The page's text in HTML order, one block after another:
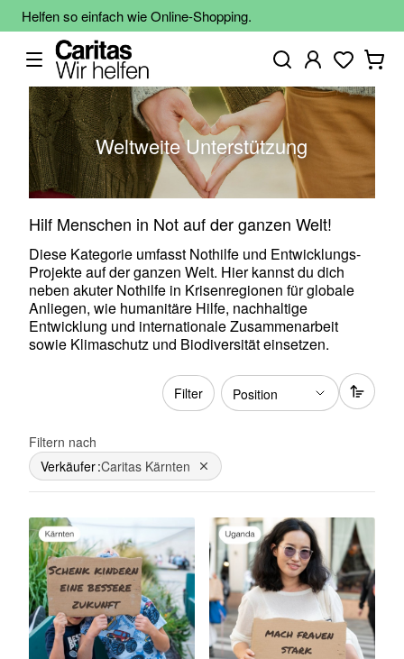
Helfen so einfach wie Online-Shopping.
Weltweite Unterstützung
Hilf Menschen in Not auf der ganzen Welt!
Diese Kategorie umfasst Nothilfe und Entwicklungs-
Projekte auf der ganzen Welt. Hier kannst du dich
neben akuter Nothilfe in Krisenregionen für globale
Anliegen, wie humanitäre Hilfe, nachhaltige
Entwicklung und internationale Zusammenarbeit
sowie Klimaschutz und Biodiversität einsetzen.
Filter
Filtern nach
Verkäufer Caritas Kärnten Dies entfernen